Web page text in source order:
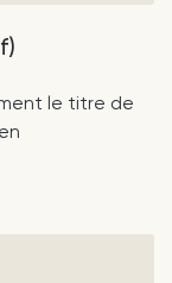
le titre de